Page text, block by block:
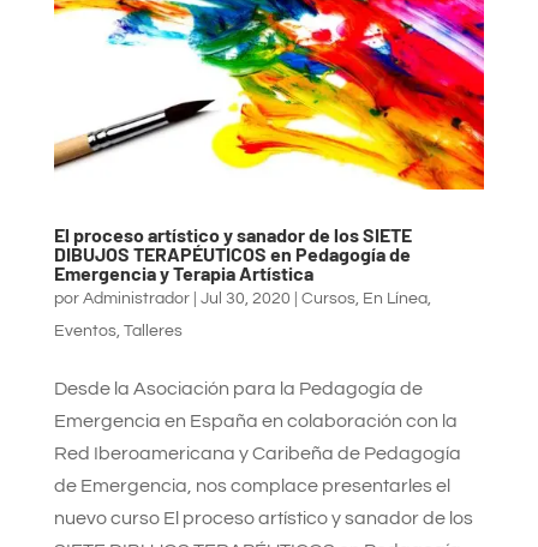
El proceso artístico y sanador de los SIETE
DIBUJOS TERAPÉUTICOS en Pedagogía de
Emergencia y Terapia Artística
por Administrador| Jul 30, 2020 Cursos, En Línea,
Eventos, Talleres
Desde la Asociación para la Pedagogía de
Emergencia en España en colaboración con la
Red Iberoamericana y Caribeña de Pedagogía
de Emergencia, nos complace presentarles el
nuevo curso El proceso artístico y sanador de los